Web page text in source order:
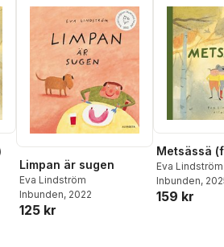
röster:
Limpan är sugen
Eva Lindström
Inbunden, 2022
125 kr
Metsässä
Eva Lindström
Inbunden,
159 kr